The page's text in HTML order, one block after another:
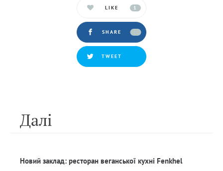
LIKE 1
SHARE
TWEET
Далi
Новий заклад: ресторан веганської кухні Fenkhel